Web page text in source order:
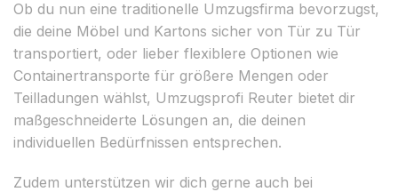
Ob du nun eine traditionelle Umzugsfirma bevorzugst,
die deine Möbel und Kartons sicher von Tür zu Tür
transportiert, oder lieber flexiblere Optionen wie
Containertransporte für größere Mengen oder
Teilladungen wählst, Umzugsprofi Reuter bietet dir
maßgeschneiderte Lösungen an, die deinen
individuellen Bedürfnissen entsprechen.
Zudem unterstützen wir dich gerne auch bei